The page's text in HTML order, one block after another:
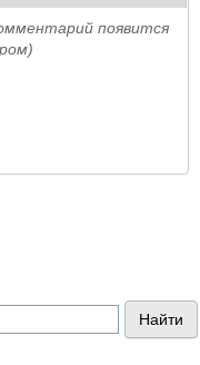
появится